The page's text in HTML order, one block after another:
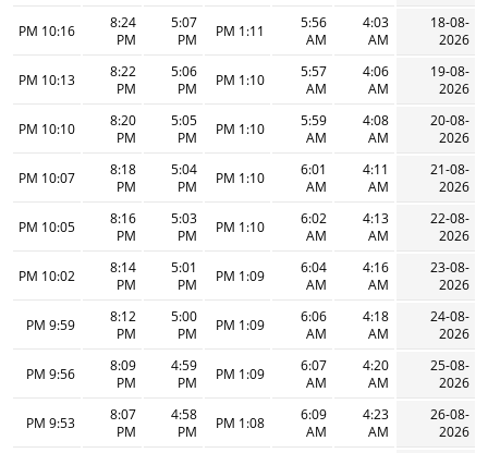
18-08-
2026
4:03
AM
5:56
AM
1:11 PM
5:07
PM
8:24
PM
10:16 PM
19-08-
2026
4:06
AM
5:57
AM
1:10 PM
5:06
PM
8:22
PM
10:13 PM
20-08-
2026
4:08
AM
5:59
AM
1:10 PM
5:05
PM
8:20
PM
10:10 PM
21-08-
2026
4:11
AM
6:01
AM
1:10 PM
5:04
PM
8:18
PM
10:07 PM
22-08-
2026
4:13
AM
6:02
AM
1:10 PM
5:03
PM
8:16
PM
10:05 PM
23-08-
2026
4:16
AM
6:04
AM
1:09 PM
5:01
PM
8:14
PM
10:02 PM
24-08-
2026
4:18
AM
6:06
AM
1:09 PM
5:00
PM
8:12
PM
9:59 PM
25-08-
2026
4:20
AM
6:07
AM
1:09 PM
4:59
PM
8:09
PM
9:56 PM
26-08-
2026
4:23
AM
6:09
AM
1:08 PM
4:58
PM
8:07
PM
9:53 PM